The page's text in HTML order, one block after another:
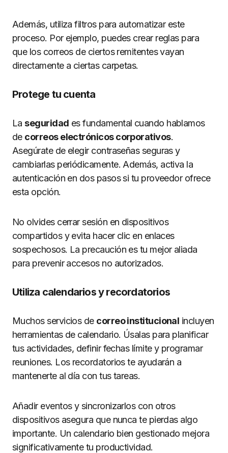
Además, utiliza filtros para automatizar este
proceso. Por ejemplo, puedes crear reglas para
que los correos de ciertos remitentes vayan
directamente a ciertas carpetas.
Protege tu cuenta
La seguridad es fundamental cuando hablamos
de correos electrónicos corporativos.
Asegúrate de elegir contraseñas seguras y
cambiarlas periódicamente. Además, activa la
autenticación en dos pasos si tu proveedor ofrece
esta opción.
No olvides cerrar sesión en dispositivos
compartidos y evita hacer clic en enlaces
sospechosos. La precaución es tu mejor aliada
para prevenir accesos no autorizados.
Utiliza calendarios y recordatorios
Muchos servicios de correo institucional incluyen
herramientas de calendario. Úsalas para planificar
tus actividades, definir fechas límite y programar
reuniones. Los recordatorios te ayudarán a
mantenerte al día con tus tareas.
Añadir eventos y sincronizarlos con otros
dispositivos asegura que nunca te pierdas algo
importante. Un calendario bien gestionado mejora
significativamente tu productividad.